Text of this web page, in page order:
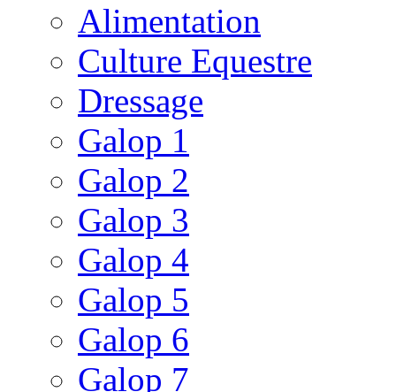
Alimentation
Culture Equestre
Dressage
Galop 1
Galop 2
Galop 3
Galop 4
Galop 5
Galop 6
Galop 7